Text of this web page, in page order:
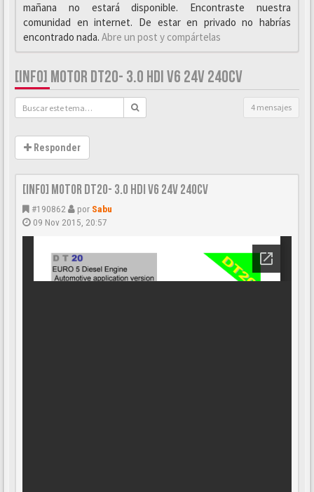
mañana no estará disponible. Encontraste nuestra
comunidad en internet. De estar en privado no habrías
encontrado nada. Abre un post y compártelas
[INFO] MOTOR DT20- 3.0 HDI V6 24V 240CV
4 mensajes
Responder
[INFO] Motor DT20- 3.0 HDi V6 24v 240cv
#190862 por Sabu
09 Nov 2015, 20:57